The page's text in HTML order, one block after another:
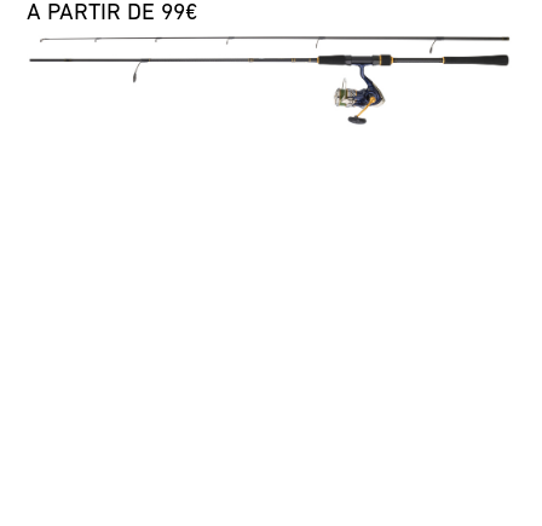
A PARTIR DE 99€